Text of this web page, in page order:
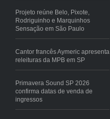
Projeto reúne Belo, Pixote,
Rodriguinho e Marquinhos
Sensação em São Paulo
Cantor francês Aymeric apresenta
releituras da MPB em SP
Primavera Sound SP 2026
confirma datas de venda de
ingressos